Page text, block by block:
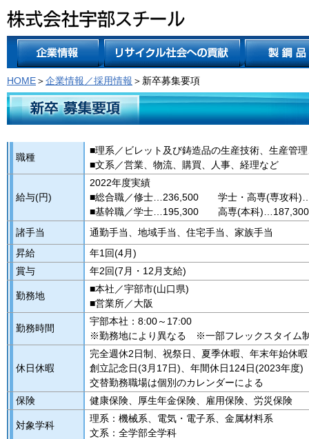
HOME＞企業情報／採用情報 ＞新卒募集要項
職種
■理系／ビレット及び鋳造品の生産技術、生産管
■文系／営業、物流、購買、人事、経理など
給与(円)
2022年度実績
■総合職／修士…236,500 学士・高専(専攻科
■基幹職／学士…195,300 高専(本科
諸手当
通勤手当、地域手当、住宅手当、家族手当
昇給
年1回(4月)
賞与
年2回(7月・12月支給)
勤務地
■本社／宇部市(山口県)
■営業所／大阪
勤務時間
宇部本社：8:00～17:00
※勤務地により異なる ※一部フレックスタイム
休日休暇
完全週休2日制、祝祭日、夏季休暇、年末年始休
創立記念日(3月17日)、年間休日124日(2023年度)
交替勤務職場は個別のカレンダーによる
保険
健康保険、厚生年金保険、雇用保険、労災保険
対象学科
理系：機械系、電気・電子系、金属材料系
文系：全学部全学科